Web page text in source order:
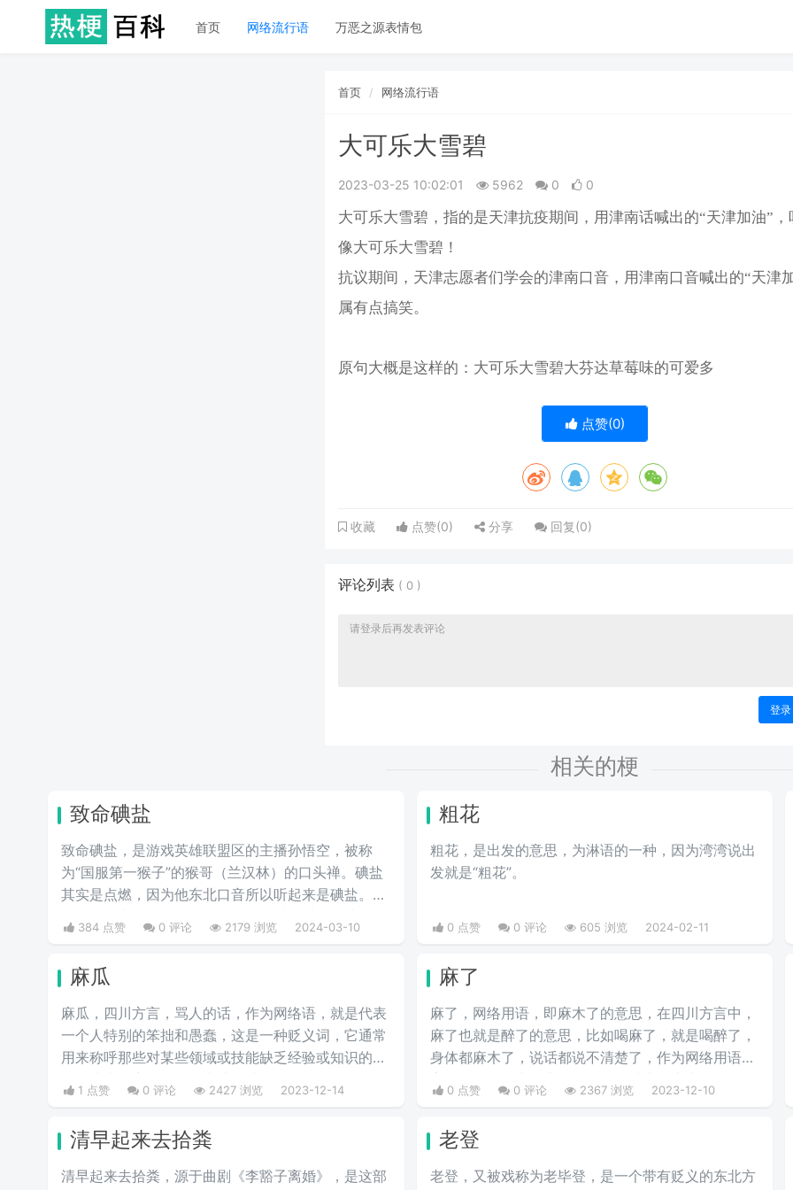
首页 网络流行语 万恶之源表情包
首页 网络流行语
大可乐大雪碧
2023-03-25 10:02:01 5962 0 0
大可乐大雪碧，指的是天津抗疫期间，用‌‌‌‌‌‌‌‌‌‌‌‌津南话喊出的“天津加油”，
像大可乐大雪碧！
抗议期间，天津志愿者们学会的津南口音，用津南口音喊出的“天津
属有点搞笑。
原句大概是这样的：大可乐大雪碧大芬达草莓味的可爱多
点赞(0)
收藏 点赞(0) 分享 回复(0)
评论列表 ( 0 )
登录
相关的梗
致命碘盐
致命碘盐，是游戏英雄联盟区的主播孙悟空，被称
为“国服第一猴子”的猴哥（兰汉林）的口头禅。碘盐
其实是点燃，因为他东北口音所以听起来是碘盐。点
害。
384 点赞 0 评论 2179 浏览 2024-03-10
粗花
粗花，是出发的意思，为淋语的一种，因为湾湾说出
发就是“粗花”。
0 点赞 0 评论 605 浏览 2024-02-11
麻瓜
麻瓜，四川方言，骂人的话，作为网络语，就是代表
一个人特别的笨拙和愚蠢，这是一种贬义词，它通常
用来称呼那些对某些领域或技能缺乏经验或知识的
人，或者形容一个人做事让人感觉滑稽可笑，如今在
各大论坛贴吧上我们时常看到网友之间互相对喷麻
= zz = 智障的意思。
1 点赞 0 评论 2427 浏览 2023-12-14
麻了
麻了，网络用语，即麻木了的意思，在四川方言中，
麻了也就是醉了的意思，比如喝麻了，就是喝醉了，
身体都麻木了，说话都说不清楚了，作为网络用语，
它不是指身体上的麻痹，而是精神上的麻木，指经历
了太多类似的事情，再遇到时已经激情不起来了，或
0 点赞 0 评论 2367 浏览 2023-12-10
清早起来去拾粪
清早起来去拾粪，源于曲剧《李豁子离婚》，是这部
老登
老登，又被戏称为老毕登，是一个带有贬义的东北方